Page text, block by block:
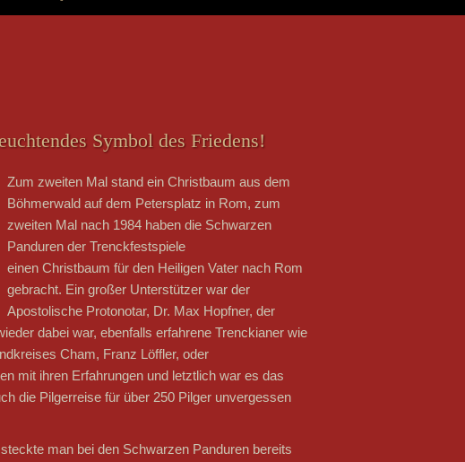
Symbol des Friedens!
Zum zweiten Mal stand ein Christbaum aus dem
Böhmerwald auf dem Petersplatz in Rom, zum
zweiten Mal nach 1984 haben die Schwarzen
Panduren der Trenckfestspiele
einen Christbaum für den Heiligen Vater nach Rom
gebracht. Ein großer Unterstützer war der
Apostolische Protonotar, Dr. Max Hopfner, der
dabei war, ebenfalls erfahrene Trenckianer wie
Cham, Franz Löffler, oder
mit ihren Erfahrungen und letztlich war es das
die Pilgerreise für über 250 Pilger unvergessen
man bei den Schwarzen Panduren bereits